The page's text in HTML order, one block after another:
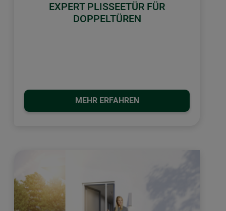
EXPERT PLISSEETÜR FÜR
DOPPELTÜREN
MEHR ERFAHREN